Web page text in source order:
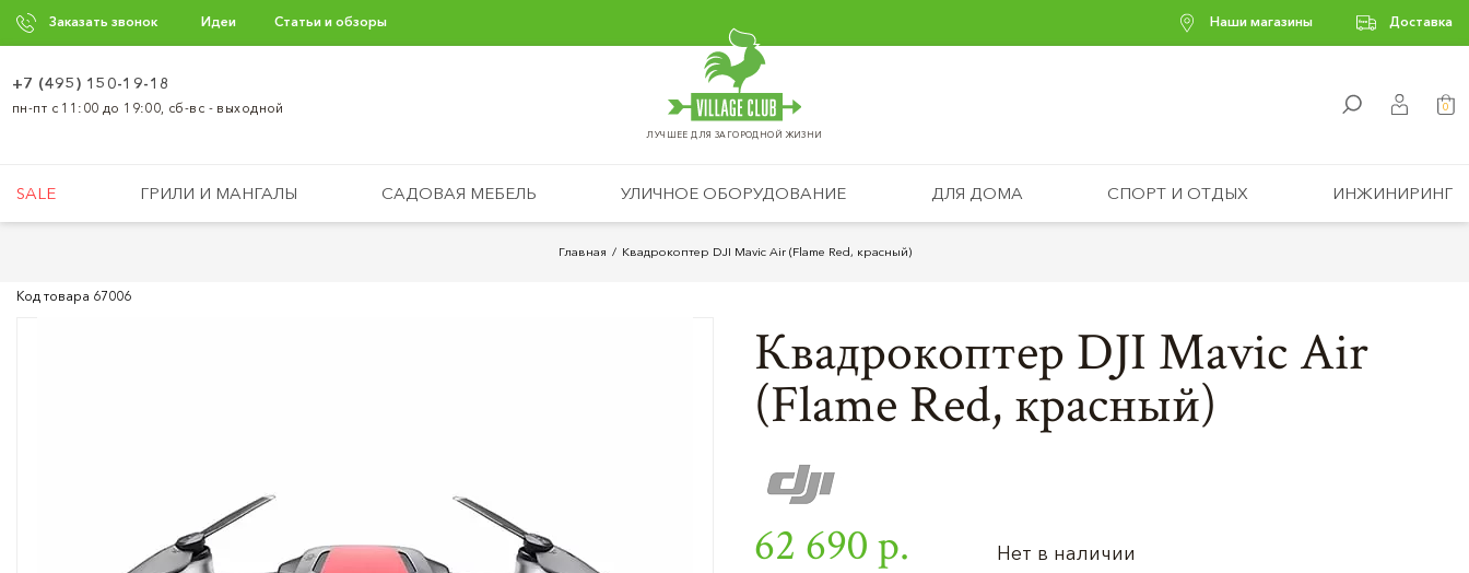
Заказать звонок Идеи Статьи и обзоры Наши магазины Доставка
ЛУЧШЕЕ ДЛЯ ЗАГОРОДНОЙ ЖИЗНИ
+7 (495) 150-19-18
пн-пт с 11:00 до 19:00, сб-вс - выходной 0
SALE ГРИЛИ И МАНГАЛЫ САДОВАЯ МЕБЕЛЬ УЛИЧНОЕ ОБОРУДОВАНИЕ ДЛЯ ДОМА СПОРТ И ОТДЫХ ИНЖИНИРИНГ
Главная Квадрокоптер DJI Mavic Air (Flame Red, красный)
Код товара 67006
Квадрокоптер DJI Mavic Air
(Flame Red, красный)
62 690 р. Нет в наличии